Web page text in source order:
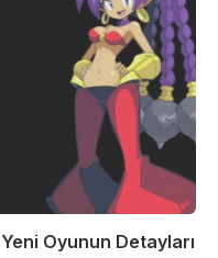
Oyunun Detayları